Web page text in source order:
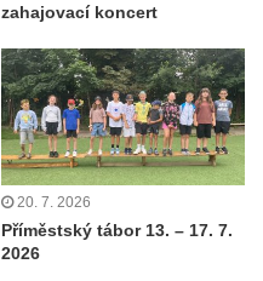
zahajovací koncert
20. 7. 2026
Příměstský tábor 13. – 17. 7.
2026